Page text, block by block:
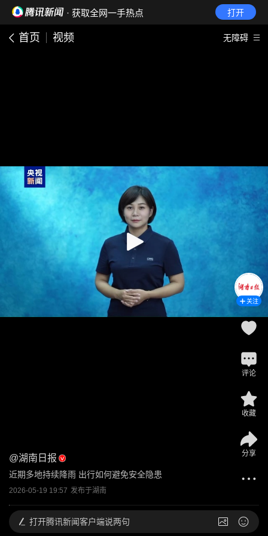
· 获取全网一手热点 打开
首页 视频 无障碍
@湖南日报
近期多地持续降雨 出行如何避免安全隐患
2026-05-19 19:57 发布于湖南
关注
评论
收藏
分享
打开腾讯新闻客户端说两句